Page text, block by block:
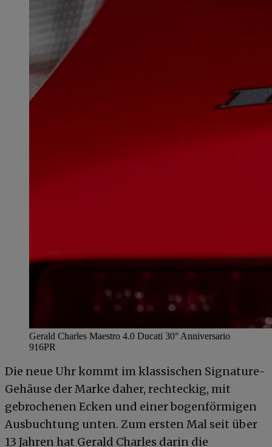
Gerald Charles Maestro 4.0 Ducati 30° Anniversario
916PR
Die neue Uhr kommt im klassischen Signature-
Gehäuse der Marke daher, rechteckig, mit
gebrochenen Ecken und einer bogenförmigen
Ausbuchtung unten. Zum ersten Mal seit über
13 Jahren hat Gerald Charles darin die